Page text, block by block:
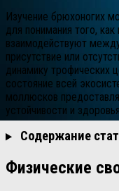
Изучение брюхоногих
для понимания того,
взаимодействуют
присутствие или
динамику трофических
состояние всей
моллюсков
устойчивости и
Содержание
Физические